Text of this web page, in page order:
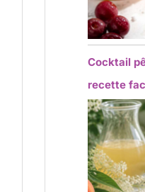
Cocktail
recette